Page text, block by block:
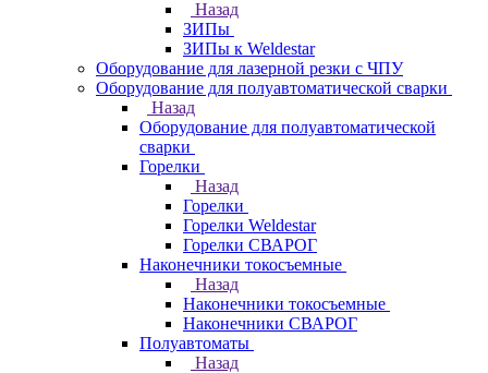
Назад
ЗИПы
ЗИПы к Weldestar
Оборудование для лазерной резки с ЧПУ
Оборудование для полуавтоматической сварки
Назад
Оборудование для полуавтоматической
сварки
Горелки
Назад
Горелки
Горелки Weldestar
Горелки СВАРОГ
Наконечники токосъемные
Назад
Наконечники токосъемные
Наконечники СВАРОГ
Полуавтоматы
Назад